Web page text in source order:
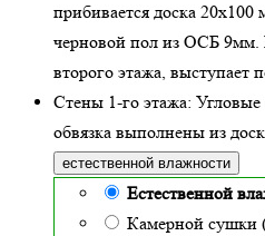
прибивается доска
черновой пол из ОСБ 9мм.
второго этажа, выступает
Стены 1-го этажа: Угловые
обвязка выполнены из
естественной влажности
Естественной
Камерной сушки